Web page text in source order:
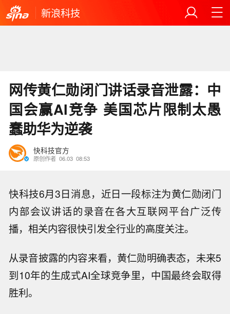
新浪科技
网传黄仁勋闭门讲话录音泄露：中
国会赢AI竞争 美国芯片限制太愚
蠢助华为逆袭
快科技官方
原创作者 06.03 08:53
快科技6月3日消息，近日一段标注为黄仁勋闭门
内部会议讲话的录音在各大互联网平台广泛传
播，相关内容很快引发全行业的高度关注。
从录音披露的内容来看，黄仁勋明确表态，未来5
到10年的生成式AI全球竞争里，中国最终会取得
胜利。